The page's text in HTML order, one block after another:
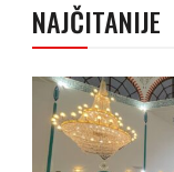
NAJČITANIJE